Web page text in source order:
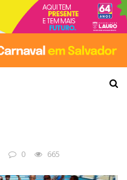
0 665